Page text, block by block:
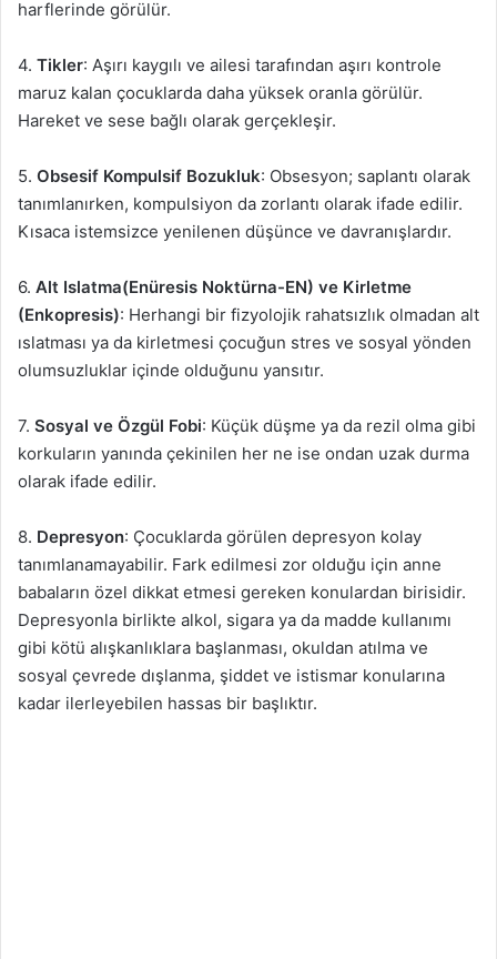
harflerinde görülür.
4. Tikler: Aşırı kaygılı ve ailesi tarafından aşırı kontrole
maruz kalan çocuklarda daha yüksek oranla görülür.
Hareket ve sese bağlı olarak gerçekleşir.
5. Obsesif Kompulsif Bozukluk: Obsesyon; saplantı olarak
tanımlanırken, kompulsiyon da zorlantı olarak ifade edilir.
Kısaca istemsizce yenilenen düşünce ve davranışlardır.
6. Alt Islatma(Enüresis Noktürna-EN) ve Kirletme
(Enkopresis): Herhangi bir fizyolojik rahatsızlık olmadan alt
ıslatması ya da kirletmesi çocuğun stres ve sosyal yönden
olumsuzluklar içinde olduğunu yansıtır.
7. Sosyal ve Özgül Fobi: Küçük düşme ya da rezil olma gibi
korkuların yanında çekinilen her ne ise ondan uzak durma
olarak ifade edilir.
8. Depresyon: Çocuklarda görülen depresyon kolay
tanımlanamayabilir. Fark edilmesi zor olduğu için anne
babaların özel dikkat etmesi gereken konulardan birisidir.
Depresyonla birlikte alkol, sigara ya da madde kullanımı
gibi kötü alışkanlıklara başlanması, okuldan atılma ve
sosyal çevrede dışlanma, şiddet ve istismar konularına
kadar ilerleyebilen hassas bir başlıktır.